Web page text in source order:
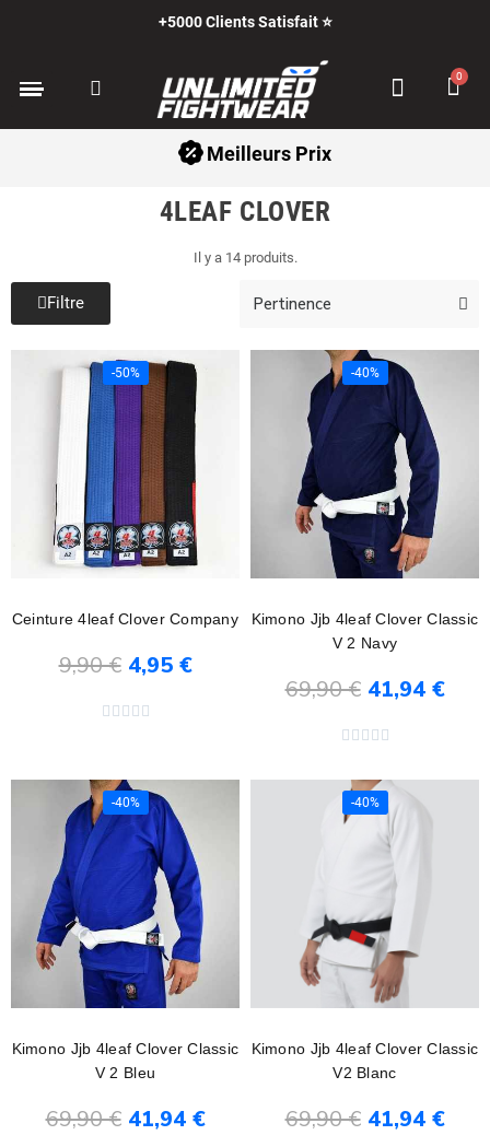
Meilleurs Prix
4LEAF CLOVER
Il y a 14 produits.
Filtre
-50%
Ceinture 4leaf Clover Company
9,90 € 4,95 €
    
-40%
Kimono Jjb 4leaf Clover Classic
V 2 Navy
69,90 € 41,94 €
    
-40%
Kimono Jjb 4leaf Clover Classic
V 2 Bleu
69,90 € 41,94 €
-40%
Kimono Jjb 4leaf Clover Classic
V2 Blanc
69,90 € 41,94 €